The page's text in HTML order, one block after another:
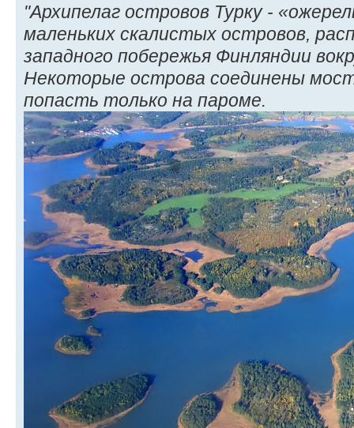
"Архипелаг островов Турку -
маленьких скалистых островов,
западного побережья Финляндии
Некоторые острова соединены
попасть только на пароме.